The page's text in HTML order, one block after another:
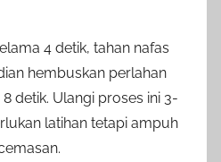
4 detik, tahan nafas
hembuskan perlahan
detik. Ulangi proses ini 3-
latihan tetapi ampuh